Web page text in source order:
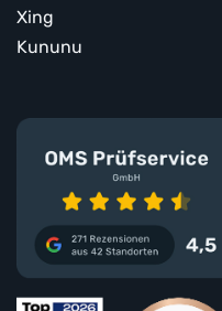
Xing
Kununu